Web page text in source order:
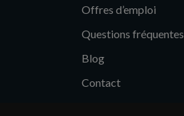
Offres d’emploi
Questions fréquentes
Blog
Contact